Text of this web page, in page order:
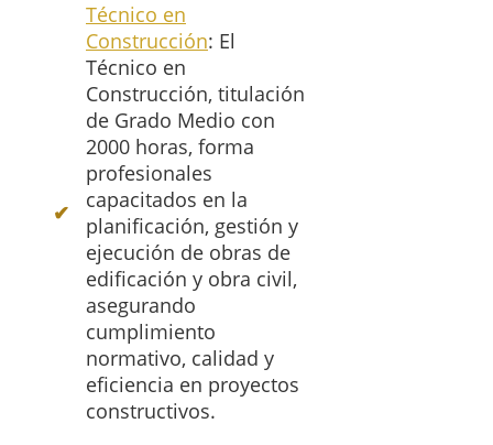
Técnico en
Construcción: El
Técnico en
Construcción, titulación
de Grado Medio con
2000 horas, forma
profesionales
capacitados en la
planificación, gestión y
ejecución de obras de
edificación y obra civil,
asegurando
cumplimiento
normativo, calidad y
eficiencia en proyectos
constructivos.